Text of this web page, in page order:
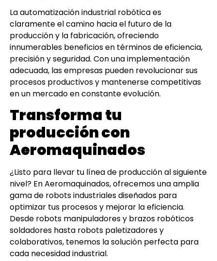
La automatización industrial robótica es
claramente el camino hacia el futuro de la
producción y la fabricación, ofreciendo
innumerables beneficios en términos de eficiencia,
precisión y seguridad. Con una implementación
adecuada, las empresas pueden revolucionar sus
procesos productivos y mantenerse competitivas
en un mercado en constante evolución.
Transforma tu
producción con
Aeromaquinados
¿Listo para llevar tu línea de producción al siguiente
nivel? En Aeromaquinados, ofrecemos una amplia
gama de robots industriales diseñados para
optimizar tus procesos y mejorar la eficiencia.
Desde robots manipuladores y brazos robóticos
soldadores hasta robots paletizadores y
colaborativos, tenemos la solución perfecta para
cada necesidad industrial.